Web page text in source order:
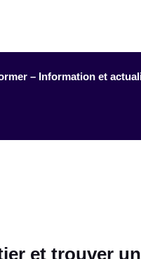
– Information et
et trouver